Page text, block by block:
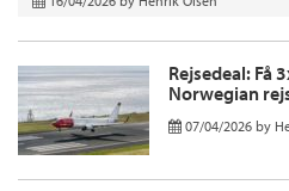
Rejsedeal: Få
Norwegian
07/04/2026 by